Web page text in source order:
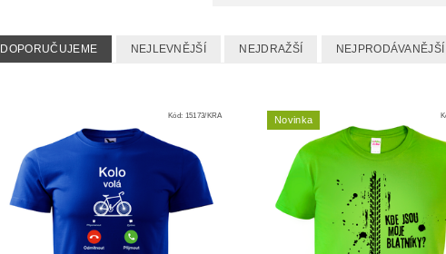
DOPORUČUJEME NEJLEVNĚJŠÍ NEJDRAŽŠÍ NEJPRODÁVANĚJŠÍ
Kód: 15173/KRA Novinka